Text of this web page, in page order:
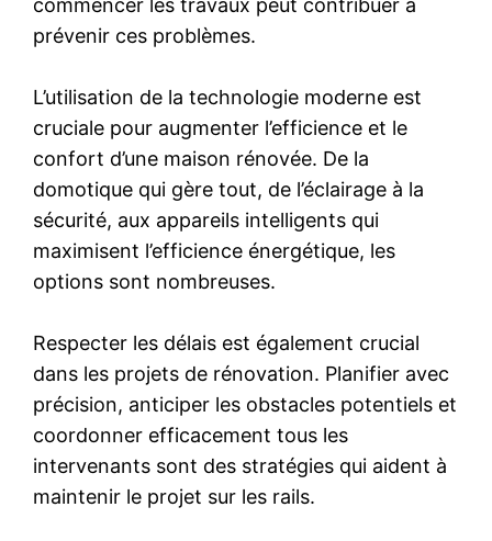
commencer les travaux peut contribuer à
prévenir ces problèmes.
L’utilisation de la technologie moderne est
cruciale pour augmenter l’efficience et le
confort d’une maison rénovée. De la
domotique qui gère tout, de l’éclairage à la
sécurité, aux appareils intelligents qui
maximisent l’efficience énergétique, les
options sont nombreuses.
Respecter les délais est également crucial
dans les projets de rénovation. Planifier avec
précision, anticiper les obstacles potentiels et
coordonner efficacement tous les
intervenants sont des stratégies qui aident à
maintenir le projet sur les rails.